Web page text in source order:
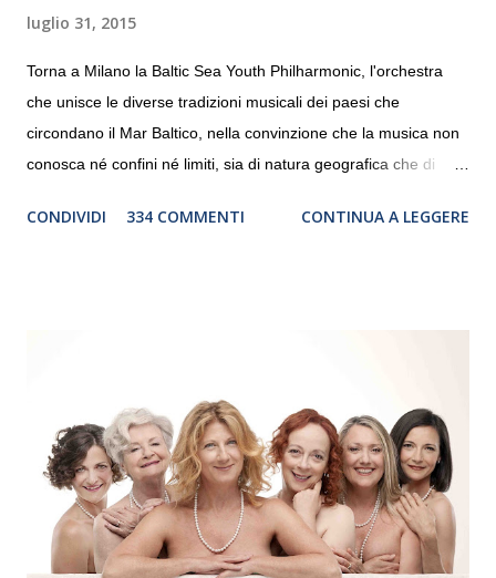
luglio 31, 2015
Torna a Milano la Baltic Sea Youth Philharmonic, l'orchestra
che unisce le diverse tradizioni musicali dei paesi che
circondano il Mar Baltico, nella convinzione che la musica non
conosca né confini né limiti, sia di natura geografica che di
debutterà il 10 settembre a Heiden, in Germania, e toccherà, in
“Settembre dell’Accademia” dove si esibirà per il secondo anno
consecutivo. Il pubblico milanese avrà il piacere di applaudire i
giovani artisti della Baltic Sea Youth Philharmonic per la quarta
volta. L’orchestra, fondata nel 2008 da Kristjan Järvi (affiancato
da un prestigioso consiglio di consulent...
CONDIVIDI 334 COMMENTI CONTINUA A LEGGERE